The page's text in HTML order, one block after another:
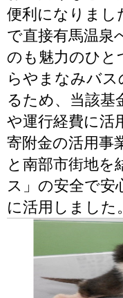
便利になりまし
で直接有馬温泉
のも魅力のひと
らやまなみバス
るため、当該基
や運行経費に活
寄附金の活用事
と南部市街地
ス」の安全で安
に活用しました。